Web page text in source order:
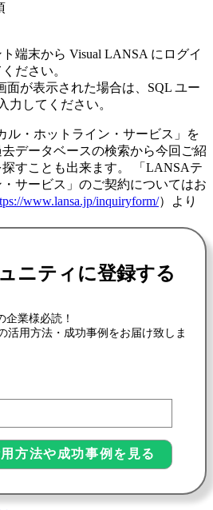
端末から Visual LANSA にログイ
ださい。
面が表示された場合は、SQL ユー
力してください。
ル・ホットライン・サービス」を
データベースの検索から今回ご紹
すことも出来ます。 「LANSAテ
サービス」のご契約についてはお
www.lansa.jp/inquiryform/）より
ニティに登録する
企業様必読！
活用方法・成功事例をお届け致しま